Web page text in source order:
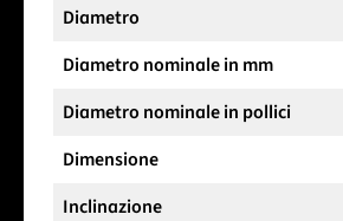
Diametro
Diametro nominale in mm
Diametro nominale in pollici
Dimensione
Inclinazione